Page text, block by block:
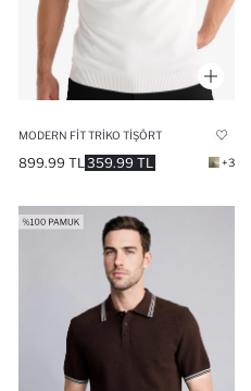
MODERN FIT TRIKO TIŞÖRT
359.99 TL
899.99 TL +3